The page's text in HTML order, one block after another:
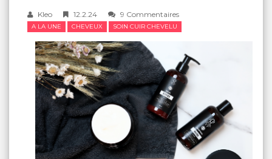
Kleo 12.2.24 9 Commentaires
A LA UNE CHEVEUX SOIN CUIR CHEVELU